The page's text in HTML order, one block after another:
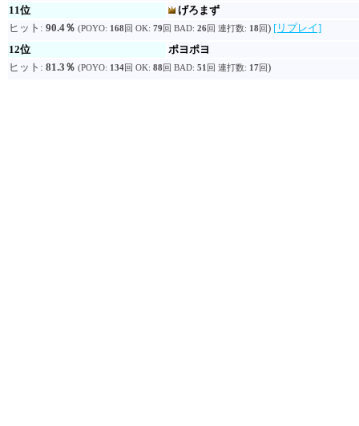
11位
げろまず
ヒット: 90.4％ (POYO: 168回 OK: 79回 BAD: 26回 連打数: 18回) [リプレイ]
12位
ポヨポヨ
ヒット: 81.3％ (POYO: 134回 OK: 88回 BAD: 51 回 連打数: 17回)